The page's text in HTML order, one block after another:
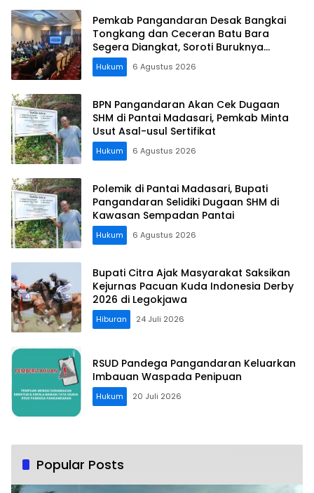
Pemkab Pangandaran Desak Bangkai
Tongkang dan Ceceran Batu Bara
Segera Diangkat, Soroti Buruknya
Koordinasi Perusahaan
Hukum 6 Agustus 2026
BPN Pangandaran Akan Cek Dugaan
SHM di Pantai Madasari, Pemkab Minta
Usut Asal-usul Sertifikat
Hukum 6 Agustus 2026
Polemik di Pantai Madasari, Bupati
Pangandaran Selidiki Dugaan SHM di
Kawasan Sempadan Pantai
Hukum 6 Agustus 2026
Bupati Citra Ajak Masyarakat Saksikan
Kejurnas Pacuan Kuda Indonesia Derby
2026 di Legokjawa
Hiburan 24 Juli 2026
RSUD Pandega Pangandaran Keluarkan
Imbauan Waspada Penipuan
Hukum 20 Juli 2026
Popular Posts